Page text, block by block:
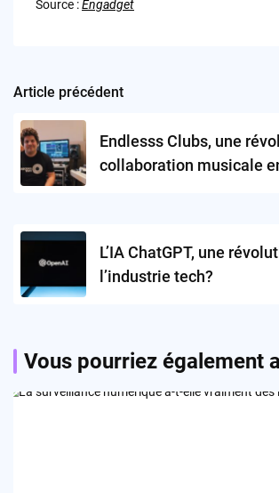
Source :Engadget
Post
navigation
Article précédent
Endlesss Clubs, une
collaboration musicale
L’IA ChatGPT, une
l’industrie tech?
Vous pourriez également